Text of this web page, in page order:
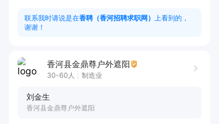
联系我时请说是在香聘（香河招聘求职网）
上看到的，
谢谢！
香河县金鼎尊户外遮阳
30-60人 制造业
刘金生
香河县金鼎尊户外遮阳